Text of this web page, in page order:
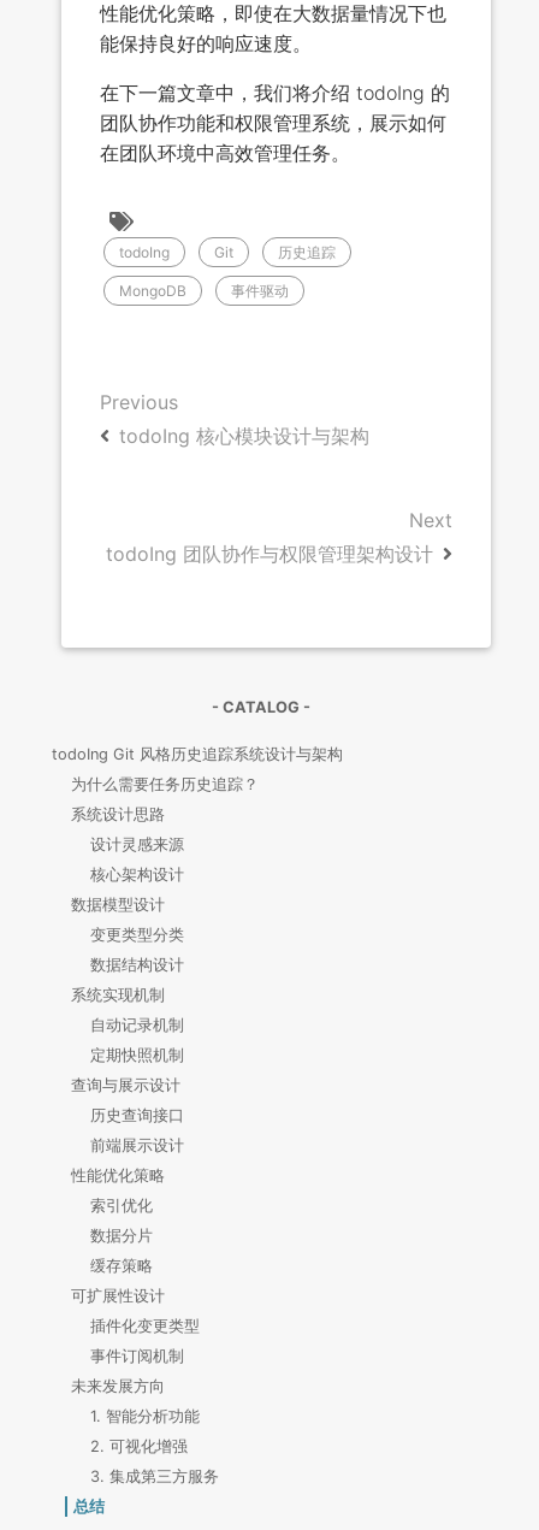
性能优化策略，即使在大数据量情况下也
能保持良好的响应速度。
在下一篇文章中，我们将介绍 todoIng 的
团队协作功能和权限管理系统，展示如何
在团队环境中高效管理任务。
todoIng Git 历史追踪
MongoDB 事件驱动
Previous
todoIng 核心模块设计与架构
Next
todoIng 团队协作与权限管理架构设计
- CATALOG -
todoIng Git 风格历史追踪系统设计与架构
为什么需要任务历史追踪？
系统设计思路
设计灵感来源
核心架构设计
数据模型设计
变更类型分类
数据结构设计
系统实现机制
自动记录机制
定期快照机制
查询与展示设计
历史查询接口
前端展示设计
性能优化策略
索引优化
数据分片
缓存策略
可扩展性设计
插件化变更类型
事件订阅机制
未来发展方向
1. 智能分析功能
2. 可视化增强
3. 集成第三方服务
总结